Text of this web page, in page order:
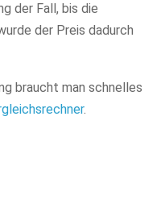
der Fall, bis die
der Preis dadurch
braucht man schnelles
.